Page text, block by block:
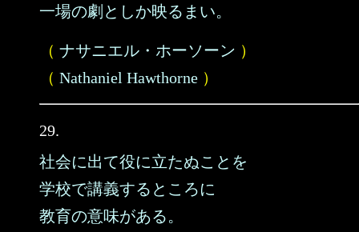
一場の劇としか映るまい。
（ ナサニエル・ホーソーン ）
（ Nathaniel Hawthorne ）
29.
社会に出て役に立たぬことを
学校で講義するところに
教育の意味がある。